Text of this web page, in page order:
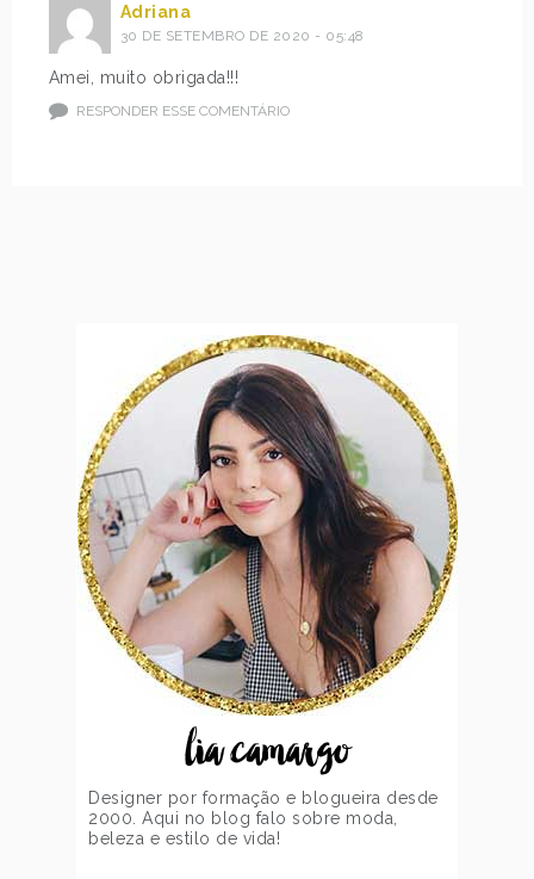
Adriana
30 DE SETEMBRO DE 2020 - 05:48
Amei, muito obrigada!!!
RESPONDER ESSE COMENTÁRIO
lia camargo
Designer por formação e blogueira desde
2000. Aqui no blog falo sobre moda,
beleza e estilo de vida!